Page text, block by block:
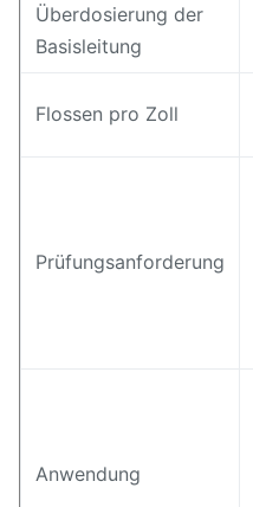
Überdosierung der
Basisleitung
Flossen pro Zoll
Prüfungsanforderung
Anwendung